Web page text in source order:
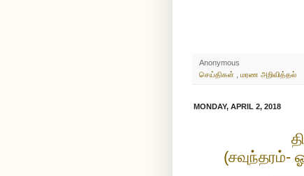
Anonymous
செய்திகள்
மரண அறிவித்தல்
MONDAY, APRIL 2, 2018
(சவுந்தரம்-